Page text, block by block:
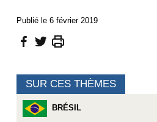
Publié le 6 février 2019
SUR CES THÈMES
BRÉSIL